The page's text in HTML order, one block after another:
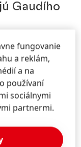
Gaudího
baziliky
moderné
projektu, ktorý
sa
naplnenie
fungovanie
a reklám,
a na
používaní
sociálnymi
partnermi.